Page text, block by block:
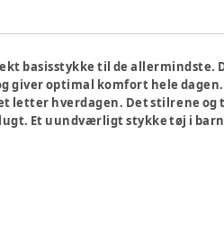
basisstykke til de
giver optimal komfort hele
hverdagen. Det stilrene og
Et uundværligt stykke tøj i